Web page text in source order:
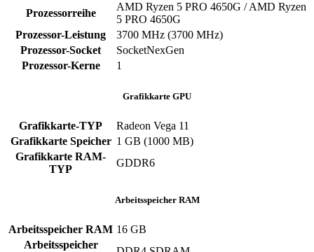
Prozessorreihe
AMD Ryzen 5 PRO 4650G / AMD Ryzen
5 PRO 4650G
Prozessor-Leistung
‎3700 MHz (3700 MHz)
Prozessor-Socket
‎SocketNexGen
Prozessor-Kerne
‎1
Grafikkarte GPU
Grafikkarte-TYP
Radeon Vega 11
Grafikkarte Speicher ‎1 GB (1000 MB)
Grafikkarte RAM-
TYP
‎GDDR6
Arbeitsspeicher RAM
Arbeitsspeicher RAM ‎16 GB
Arbeitsspeicher